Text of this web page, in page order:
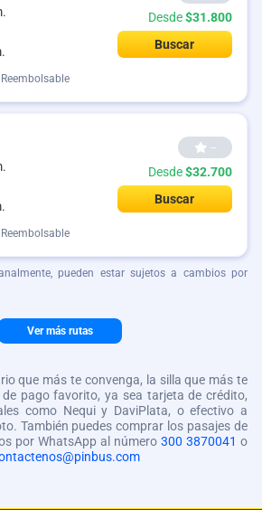
Desde$31.800
Buscar
Reembolsable
--
Desde$32.700
Buscar
Reembolsable
pueden estar sujetos a cambios por
Ver más rutas
que más te convenga, la silla que más te
pago favorito, ya sea tarjeta de crédito,
como Nequi y DaviPlata, o efectivo a
También puedes comprar los pasajes de
por WhatsApp al número 300 3870041 o